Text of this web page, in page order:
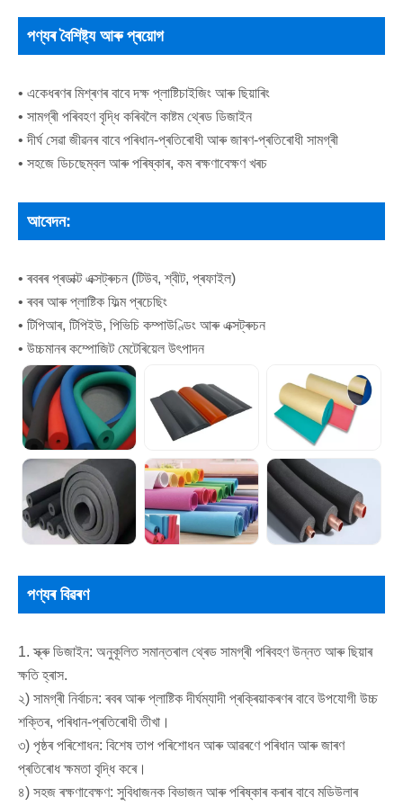
পণ্যৰ বৈশিষ্ট্য আৰু প্ৰয়োগ
• একেধৰণৰ মিশ্ৰণৰ বাবে দক্ষ প্লাষ্টিচাইজিং আৰু ছিয়াৰিং
• সামগ্ৰী পৰিবহণ বৃদ্ধি কৰিবলৈ কাষ্টম থ্ৰেড ডিজাইন
• দীৰ্ঘ সেৱা জীৱনৰ বাবে পৰিধান-প্ৰতিৰোধী আৰু জাৰণ-প্ৰতিৰোধী সামগ্ৰী
• সহজে ডিচছেম্বল আৰু পৰিষ্কাৰ, কম ৰক্ষণাবেক্ষণ খৰচ
আবেদন:
• ৰবৰৰ প্ৰডাক্ট এক্সট্ৰুচন (টিউব, শ্বীট, প্ৰফাইল)
• ৰবৰ আৰু প্লাষ্টিক ফিল্ম প্ৰচেছিং
• টিপিআৰ, টিপিইউ, পিভিচি কম্পাউণ্ডিং আৰু এক্সট্ৰুচন
• উচ্চমানৰ কম্পোজিট মেটেৰিয়েল উৎপাদন
পণ্যৰ বিৱৰণ
1. স্ক্ৰু ডিজাইন: অনুকূলিত সমান্তৰাল থ্ৰেড সামগ্ৰী পৰিবহণ উন্নত আৰু ছিয়াৰ
ক্ষতি হ্ৰাস.
২) সামগ্ৰী নিৰ্বাচন: ৰবৰ আৰু প্লাষ্টিক দীৰ্ঘম্যাদী প্ৰক্ৰিয়াকৰণৰ বাবে উপযোগী উচ্চ
শক্তিৰ, পৰিধান-প্ৰতিৰোধী তীখা।
৩) পৃষ্ঠৰ পৰিশোধন: বিশেষ তাপ পৰিশোধন আৰু আৱৰণে পৰিধান আৰু জাৰণ
প্ৰতিৰোধ ক্ষমতা বৃদ্ধি কৰে।
৪) সহজ ৰক্ষণাবেক্ষণ: সুবিধাজনক বিভাজন আৰু পৰিষ্কাৰ কৰাৰ বাবে মডিউলাৰ